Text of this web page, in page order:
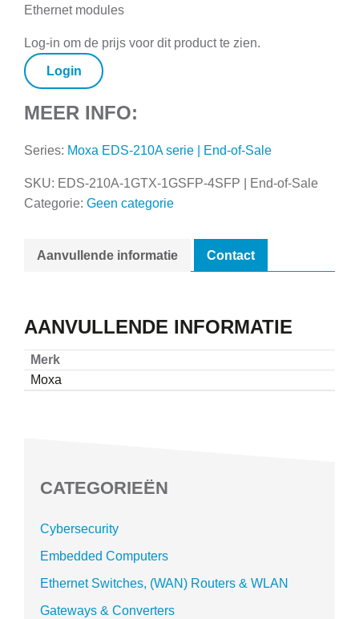
Ethernet modules
Log-in om de prijs voor dit product te zien.
Login
MEER INFO:
Series: Moxa EDS-210A serie | End-of-Sale
SKU: EDS-210A-1GTX-1GSFP-4SFP | End-of-Sale
Categorie: Geen categorie
Aanvullende informatie Contact
AANVULLENDE INFORMATIE
Merk
Moxa
CATEGORIEËN
Cybersecurity
Embedded Computers
Ethernet Switches, (WAN) Routers & WLAN
Gateways & Converters